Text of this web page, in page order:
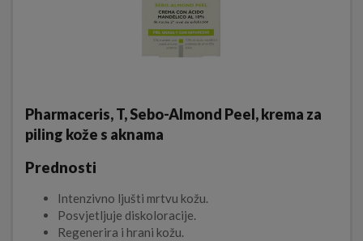
Pharmaceris, T, Sebo-Almond Peel, krema za
piling kože s aknama
Prednosti
Intenzivno ljušti mrtvu kožu.
Posvjetljuje diskoloracije.
Regenerira i hrani kožu.